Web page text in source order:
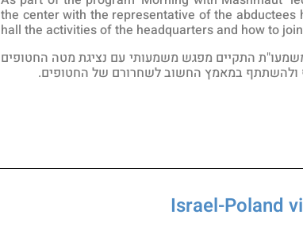
the center with the representative of the abductees
hall the activities of the headquarters and how to
משמעו"ת התקיים מפגש משמעותי עם נציגת מטה החטופים
ולהשתתף במאמץ החשוב לשחרורם של החטופים.